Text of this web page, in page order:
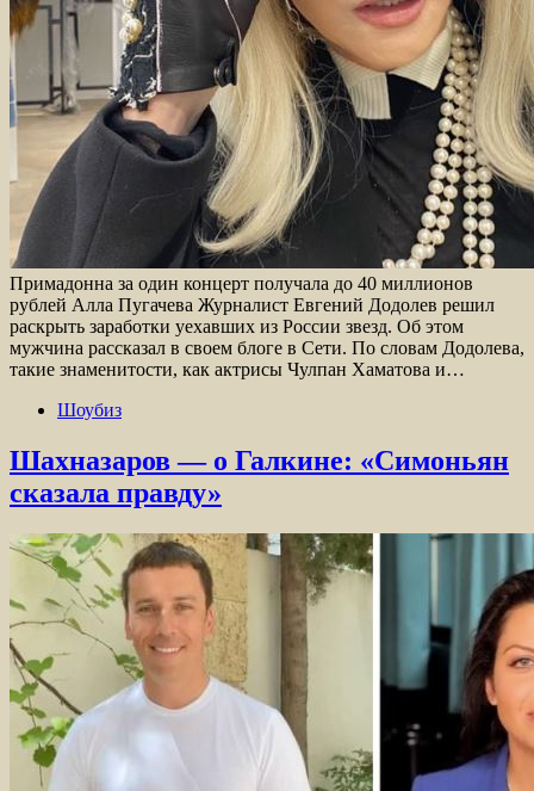
Примадонна за один концерт получала до 40 миллионов
рублей Алла Пугачева Журналист Евгений Додолев решил
раскрыть заработки уехавших из России звезд. Об этом
мужчина рассказал в своем блоге в Сети. По словам Додолева,
такие знаменитости, как актрисы Чулпан Хаматова и…
Шоубиз
Шахназаров — о Галкине: «Симоньян
сказала правду»